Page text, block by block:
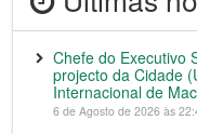
Chefe do Executivo
projecto da Cidade
Internacional de
6 de Agosto de 2026 às